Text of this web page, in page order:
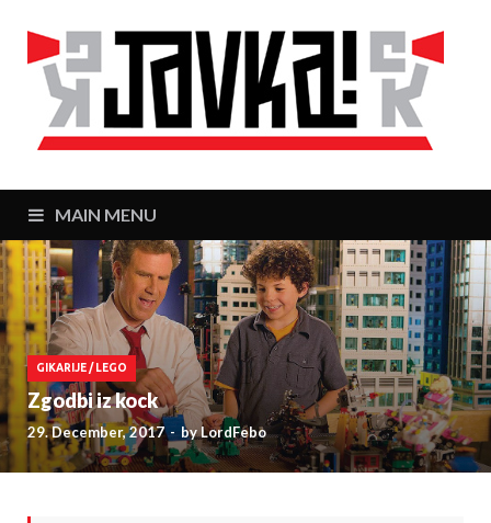
MAIN MENU
GIKARIJE/ LEGO
Zgodbi iz kock
29. December, 2017- byLordFebo